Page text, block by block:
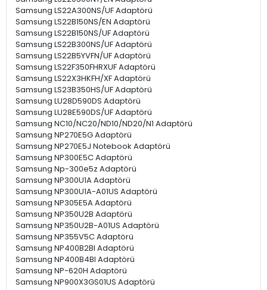
Samsung LS22A300NS/UF Adaptörü
Samsung LS22B150NS/EN Adaptörü
Samsung LS22B150NS/UF Adaptörü
Samsung LS22B300NS/UF Adaptörü
Samsung LS22B5YVFN/UF Adaptörü
Samsung LS22F350FHRXUF Adaptörü
Samsung LS22X3HKFH/XF Adaptörü
Samsung LS23B350HS/UF Adaptörü
Samsung LU28D590DS Adaptörü
Samsung LU28E590DS/UF Adaptörü
Samsung NC10/NC20/ND10/ND20/N1 Adaptörü
Samsung NP270E5G Adaptörü
Samsung NP270E5J Notebook Adaptörü
Samsung NP300E5C Adaptörü
Samsung Np-300e5z Adaptörü
Samsung NP300U1A Adaptörü
Samsung NP300U1A-A01US Adaptörü
Samsung NP305E5A Adaptörü
Samsung NP350U2B Adaptörü
Samsung NP350U2B-A01US Adaptörü
Samsung NP355V5C Adaptörü
Samsung NP400B2BI Adaptörü
Samsung NP400B4BI Adaptörü
Samsung NP-620H Adaptörü
Samsung NP900X3GS01US Adaptörü